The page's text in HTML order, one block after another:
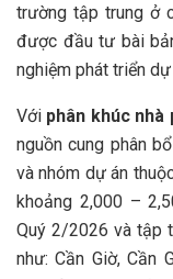
trường tập trung ở
được đầu tư bài
nghiệm phát triển dự
Với phân khúc nhà
nguồn cung phân
và nhóm dự án
khoảng 2,000 –
Quý 2/2026 và tập
như: Cần Giờ, Cần